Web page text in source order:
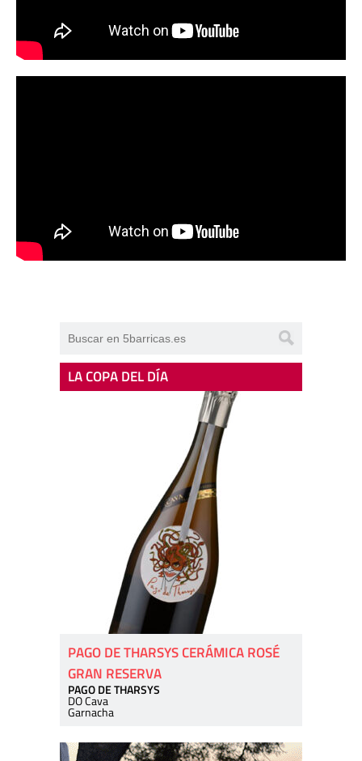
LA COPA DEL DÍA
PAGO DE THARSYS CERÁMICA ROSÉ
GRAN RESERVA
PAGO DE THARSYS
DO Cava
Garnacha